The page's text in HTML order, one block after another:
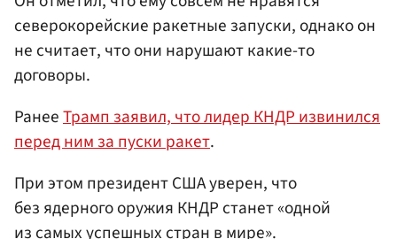
северокорейские ракетные запуски, однако он
не считает, что они нарушают какие-то
договоры.
РанееТрамп заявил, что лидер КНДР извинился
перед ним за пуски ракет.
При этом президент США уверен, что
без ядерного оружия КНДР станет «одной
из самых успешных стран в мире».